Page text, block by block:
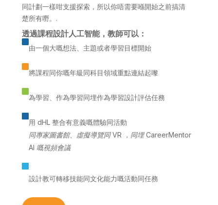
同計劃一樣咁支援探索，所以你唔需要喺開始之前搞清
楚所有嘢。.
透過課程設計人工智能，教師可以：
由一個大嘅想法、主題或者學習目標開始
將課程同你嘅年級同科目領域重點連結起嚟
為學習、作為學習同埋作為學習設計評估任務
用 dHL 整合有意義嘅體驗同活動
同專家圖書館、虛擬導覽同 VR ，同埋 CareerMentor
AI 嘅視頻會議
設計教可轉移技能同文化能力嘅活動同任務